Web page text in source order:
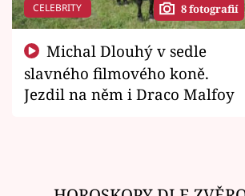
CELEBRITY 8 fotografií
slavného filmového koně.
Jezdil na něm i Draco Malfoy